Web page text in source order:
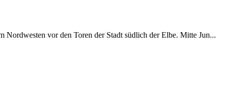
Nordwesten vor den Toren der Stadt südlich der Elbe. Mitte Jun...